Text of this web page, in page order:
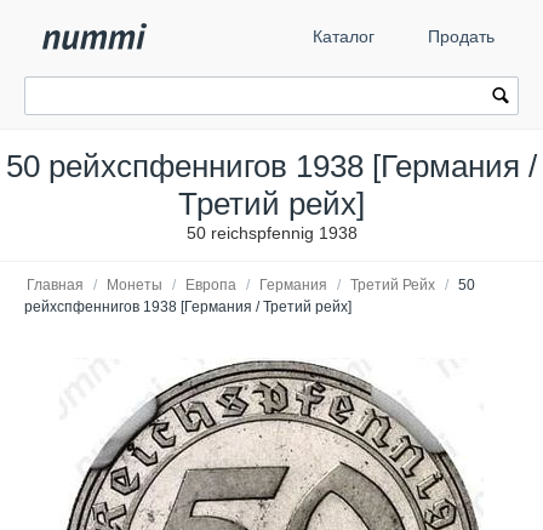
Каталог Продать
50 рейхспфеннигов 1938 [Германия /
Третий рейх]
50 reichspfennig 1938
Главная / Монеты / Европа / Германия / Третий Рейх / 50
рейхспфеннигов 1938 [Германия / Третий рейх]